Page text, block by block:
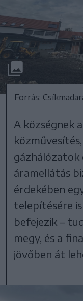
Forrás:
A községnek
gázhálózatok
áramellátás
érdekében
telepítésére
befejezik –
megy, és a
jövőben át